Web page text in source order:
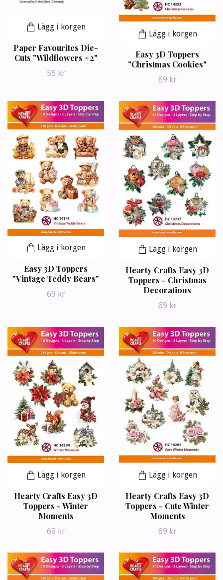
Lägg i korgen
Paper Favourites Die-
Cuts "Wildflowers #2"
55 kr
Lägg i korgen
Easy 3D Toppers
"Christmas Cookies"
69 kr
Lägg i korgen
Easy 3D Toppers
"Vintage Teddy Bears"
69 kr
Lägg i korgen
Hearty Crafts Easy 3D
Toppers - Christmas
Decorations
69 kr
Lägg i korgen
Hearty Crafts Easy 3D
Toppers - Winter
Moments
69 kr
Lägg i korgen
Hearty Crafts Easy 3D
Toppers - Cute Winter
Moments
69 kr